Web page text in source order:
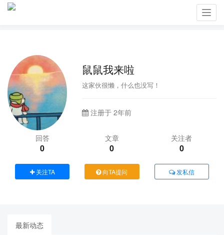
鼠鼠我来啦
这家伙很懒，什么也没写！
注册于 2年前
回答
0
文章
0
关注者
0
关注TA 向TA提问 发私信
最新动态